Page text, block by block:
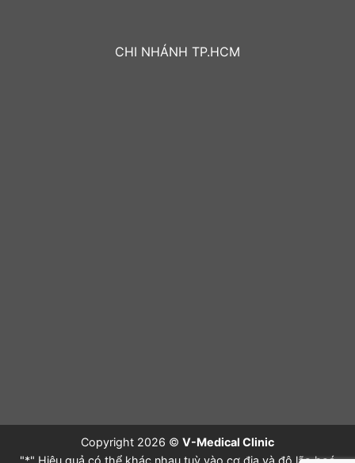
CHI NHÁNH TP.HCM
Copyright 2026 © V-Medical Clinic